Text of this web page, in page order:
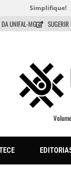
Simplifique!
DA UNIFAL-MG SUGERIR